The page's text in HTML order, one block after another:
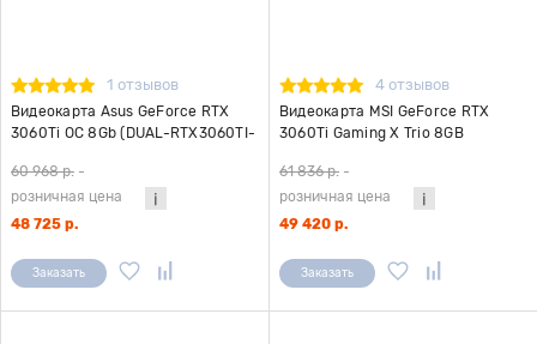
1 отзывов
Видеокарта Asus GeForce RTX
3060Ti OC 8Gb (DUAL-RTX3060TI-
60 968 р. -
розничная цена
48 725 р.
Заказать
4 отзывов
Видеокарта MSI GeForce RTX
3060Ti Gaming X Trio 8GB
61 836 р. -
розничная цена
49 420 р.
Заказать